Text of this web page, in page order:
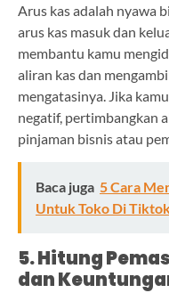
Arus kas adalah nyawa
arus kas masuk dan
membantu kamu
aliran kas dan
mengatasinya. Jika
negatif, pertimbangkan
pinjaman bisnis atau
Baca juga 5 Cara
Untuk Toko Di
5. Hitung
dan